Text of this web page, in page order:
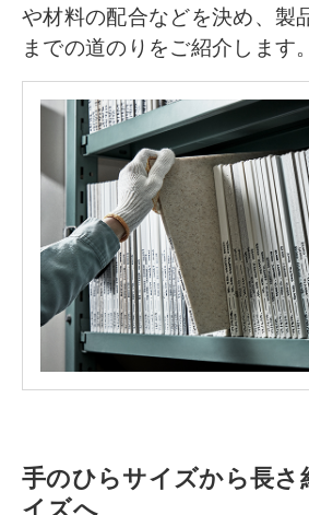
や材料の配合などを決め、製
までの道のりをご紹介します。
手のひらサイズから長さ
イズへ